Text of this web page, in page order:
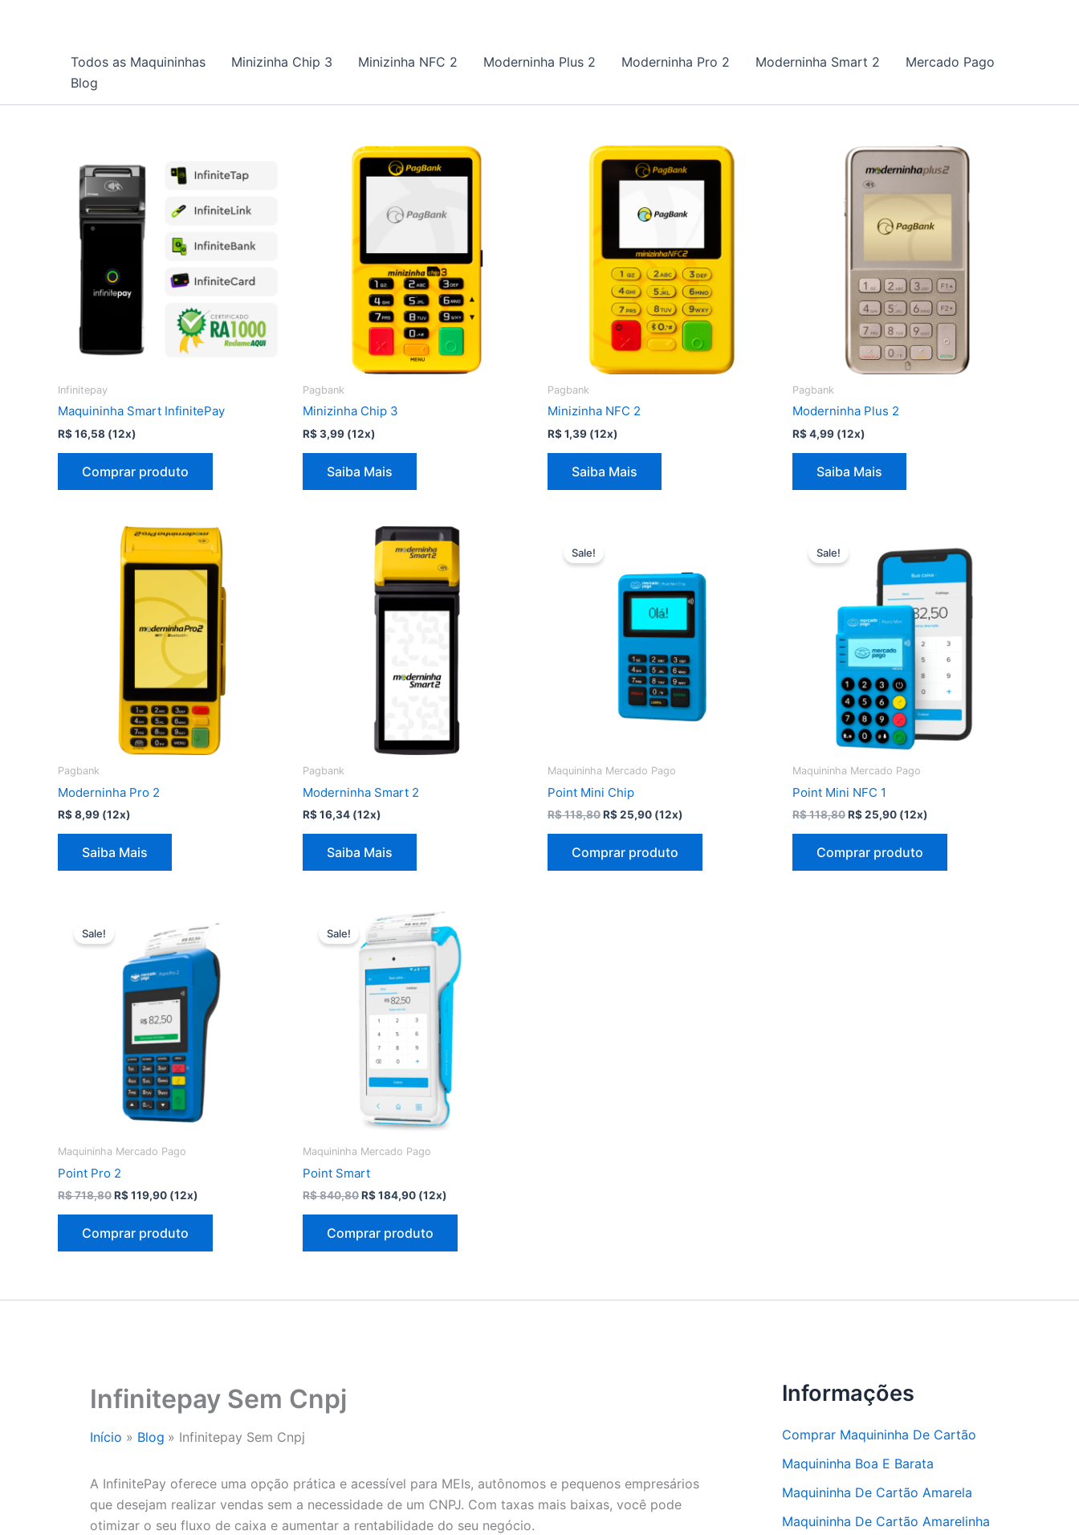
Todos as Maquininhas Minizinha Chip 3 Minizinha NFC 2 Moderninha Plus 2 Moderninha Pro 2 Moderninha Smart 2
Mercado Pago
Blog
Infinitepay
Maquininha Smart InfinitePay
R$16,58 (12x)
Comprar produto
Pagbank
Minizinha Chip 3
R$3,99 (12x)
Saiba Mais
Pagbank
Minizinha NFC 2
R$1,39 (12x)
Saiba Mais
Pagbank
Moderninha Plus 2
R$4,99 (12x)
Saiba Mais
Pagbank
Moderninha Pro 2
R$8,99 (12x)
Saiba Mais
Pagbank
Moderninha Smart 2
R$16,34 (12x)
Saiba Mais
Sale!
Maquininha Mercado Pago
Point Mini Chip
R$118,80O
era:
R$ 118,80.
R$25,90O
é:
R$ 25,90.
(12x)
Comprar produto
Sale!
Maquininha Mercado Pago
Point Mini NFC 1
R$118,80O
era:
R$ 118,80.
R$25,90O
é:
R$ 25,90.
(12x)
Comprar produto
Sale!
Maquininha Mercado Pago
Point Pro 2
R$718,80O
era:
R$ 718,80.
R$119,90O
é:
R$ 119,90.
(12x)
Comprar produto
Sale!
Maquininha Mercado Pago
Point Smart
R$840,80O
era:
R$ 840,80.
R$184,90O
é:
R$ 184,90.
(12x)
Comprar produto
Infinitepay Sem Cnpj
Início Blog Infinitepay Sem Cnpj
A InfinitePay oferece uma opção prática e acessível para MEIs, autônomos e pequenos empresários
que desejam realizar vendas sem a necessidade de um CNPJ. Com taxas mais baixas, você pode
otimizar o seu fluxo de caixa e aumentar a rentabilidade do seu negócio.
Informações
Comprar Maquininha De Cartão
Maquininha Boa E Barata
Maquininha De Cartão Amarela
Maquininha De Cartão Amarelinha